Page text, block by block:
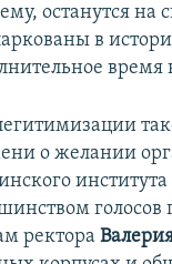
останутся
в
время
о желании
ректора